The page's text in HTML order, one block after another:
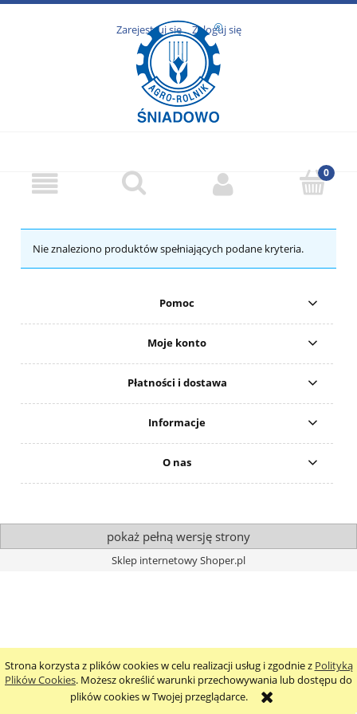
Strona korzysta z plików cookies w celu realizacji usług i zgodnie z Polityką
Plików Cookies. Możesz określić warunki przechowywania lub dostępu do
plików cookies w Twojej przeglądarce.
Zarejestruj się Zaloguj się
Nie znaleziono produktów spełniających podane kryteria.
Pomoc
Moje konto
Płatności i dostawa
Informacje
O nas
pokaż pełną wersję strony
Sklep internetowy Shoper.pl